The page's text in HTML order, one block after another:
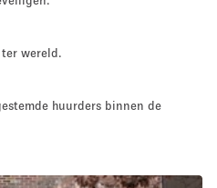
wereld.
huurders binnen de